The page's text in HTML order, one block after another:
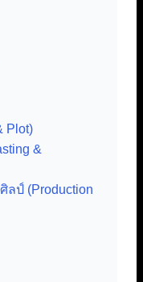
Plot)
&
ลป์ (Production